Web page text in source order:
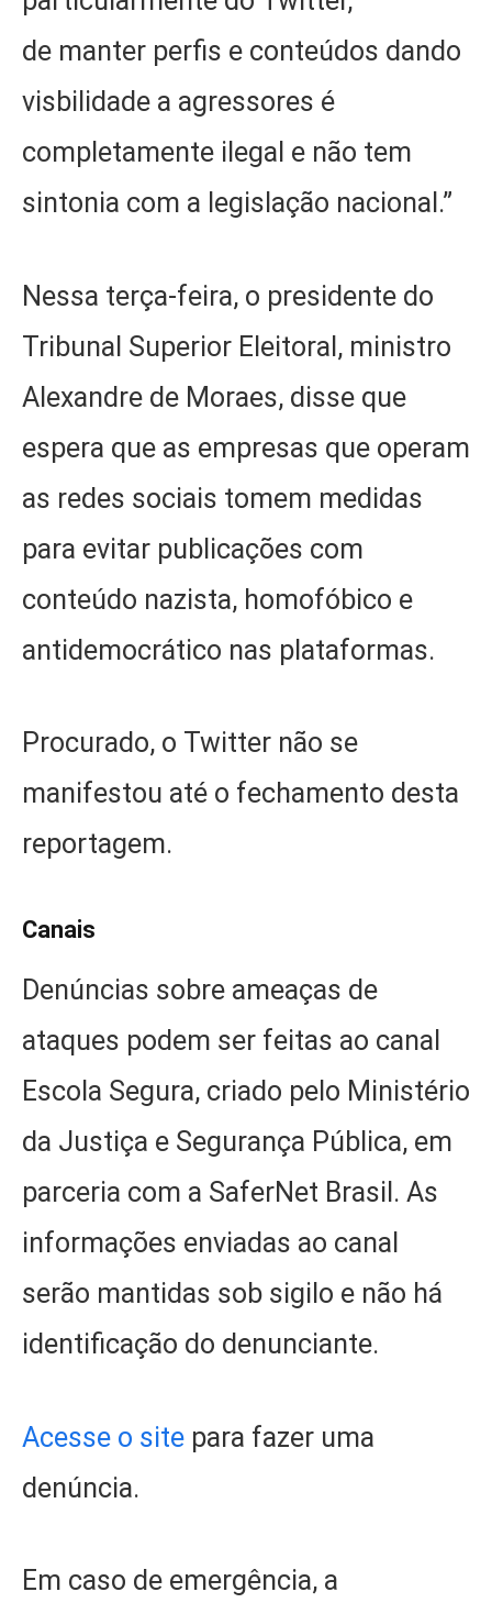
de manter perfis e conteúdos dando
visbilidade a agressores é
completamente ilegal e não tem
sintonia com a legislação nacional.”
Nessa terça-feira, o presidente do
Tribunal Superior Eleitoral, ministro
Alexandre de Moraes, disse que
espera que as empresas que operam
as redes sociais tomem medidas
para evitar publicações com
conteúdo nazista, homofóbico e
antidemocrático nas plataformas.
Procurado, o Twitter não se
manifestou até o fechamento desta
reportagem.
Canais
Denúncias sobre ameaças de
ataques podem ser feitas ao canal
Escola Segura, criado pelo Ministério
da Justiça e Segurança Pública, em
parceria com a SaferNet Brasil. As
informações enviadas ao canal
serão mantidas sob sigilo e não há
identificação do denunciante.
Acesse o site para fazer uma
denúncia.
Em caso de emergência, a